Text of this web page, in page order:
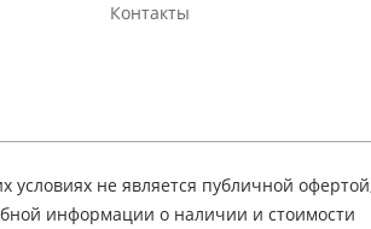
Контакты
не является публичной
информации о наличии и стоимости